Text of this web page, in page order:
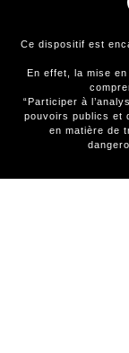
Ce dispositif est
En effet, la mise
“Participer à
pouvoirs publics et
en matière de